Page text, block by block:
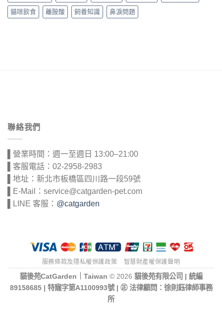
貓咪飲食 離胺酸 飼養知識 鼻淚問題
聯絡我們
▌營業時間：週一至週日 13:00–21:00
▌客服電話：02-2958-2983
▌地址：新北市板橋區四川路一段59號
▌E-Mail：service@catgarden-pet.com
▌LINE 客服： @catgarden
服務條款及隱私權保護政策 智慧財產權保護聲明
貓後苑CatGarden｜Taiwan © 2026 貓後苑有限公司 | 統編
89158685 | 特寵字第A1100993號 | ㊣ 法律顧問：徐則鈺律師事務
所